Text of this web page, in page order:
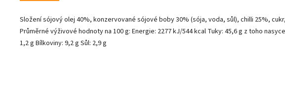
Složení sójový olej 40%, konzervované sójové boby 30% (sója, voda, sůl), chilli 25%,
Průměrné výživové hodnoty na 100 g: Energie: 2277 kJ/544 kcal Tuky: 45,6 g z toho
1,2 g Bílkoviny: 9,2 g Sůl: 2,9 g